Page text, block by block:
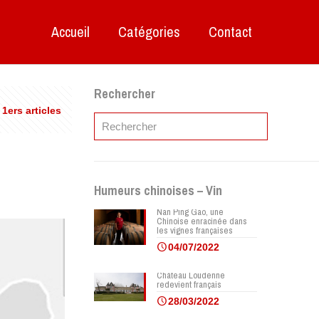
Accueil Catégories Contact
articles
Rechercher
Humeurs chinoises – Vin
Nan Ping Gao, une
Chinoise enracinée dans
les vignes françaises
04/07/2022
Château Loudenne
redevient français
28/03/2022